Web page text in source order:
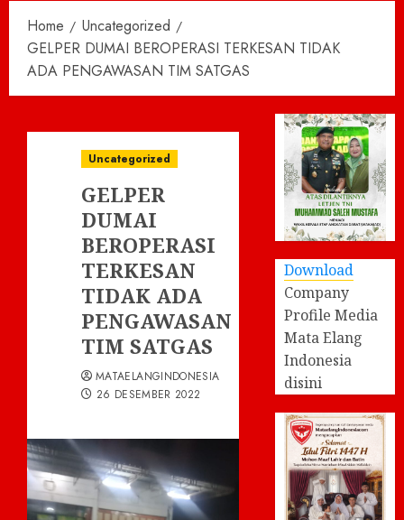
Home
Uncategorized
GELPER DUMAI BEROPERASI TERKESAN TIDAK
ADA PENGAWASAN TIM SATGAS
Uncategorized
GELPER
DUMAI
BEROPERASI
TERKESAN
TIDAK ADA
PENGAWASAN
TIM SATGAS
MATAELANGINDONESIA
26 DESEMBER 2022
Download
Company
Profile Media
Mata Elang
Indonesia
disini